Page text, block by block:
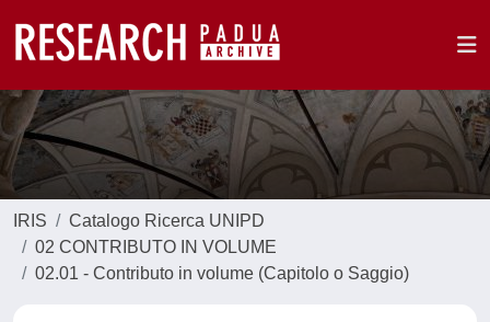
IRIS
Catalogo Ricerca UNIPD
02 CONTRIBUTO IN VOLUME
02.01 - Contributo in volume (Capitolo o Saggio)